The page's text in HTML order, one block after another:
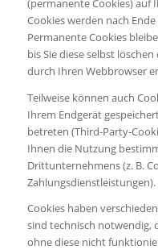
(permanente Cookies) auf
Cookies werden nach
Permanente Cookies
bis Sie diese selbst
durch Ihren Webbrowser
Teilweise können auch
Ihrem Endgerät
betreten (Third-Party-
Ihnen die Nutzung
Drittunternehmens (z. B.
Zahlungsdienstleistungen).
Cookies haben
sind technisch notwendig,
ohne diese nicht